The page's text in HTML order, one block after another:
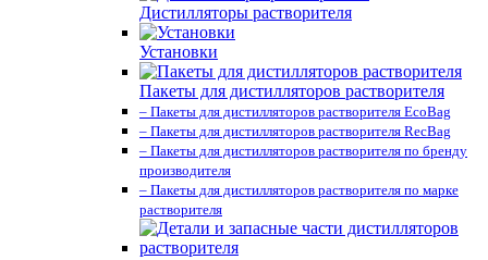
Дистилляторы растворителя
Установки
Пакеты для дистилляторов растворителя
– Пакеты для дистилляторов растворителя EcoBag
– Пакеты для дистилляторов растворителя RecBag
– Пакеты для дистилляторов растворителя по бренду
производителя
– Пакеты для дистилляторов растворителя по марке
растворителя